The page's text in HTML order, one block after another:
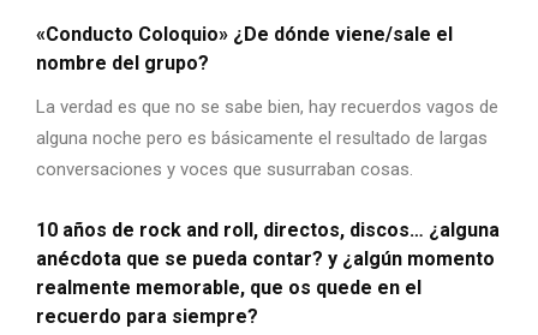
«Conducto Coloquio» ¿De dónde viene/sale el
nombre del grupo?
La verdad es que no se sabe bien, hay recuerdos vagos de
alguna noche pero es básicamente el resultado de largas
conversaciones y voces que susurraban cosas.
10 años de rock and roll, directos, discos… ¿alguna
anécdota que se pueda contar? y ¿algún momento
realmente memorable, que os quede en el
recuerdo para siempre?